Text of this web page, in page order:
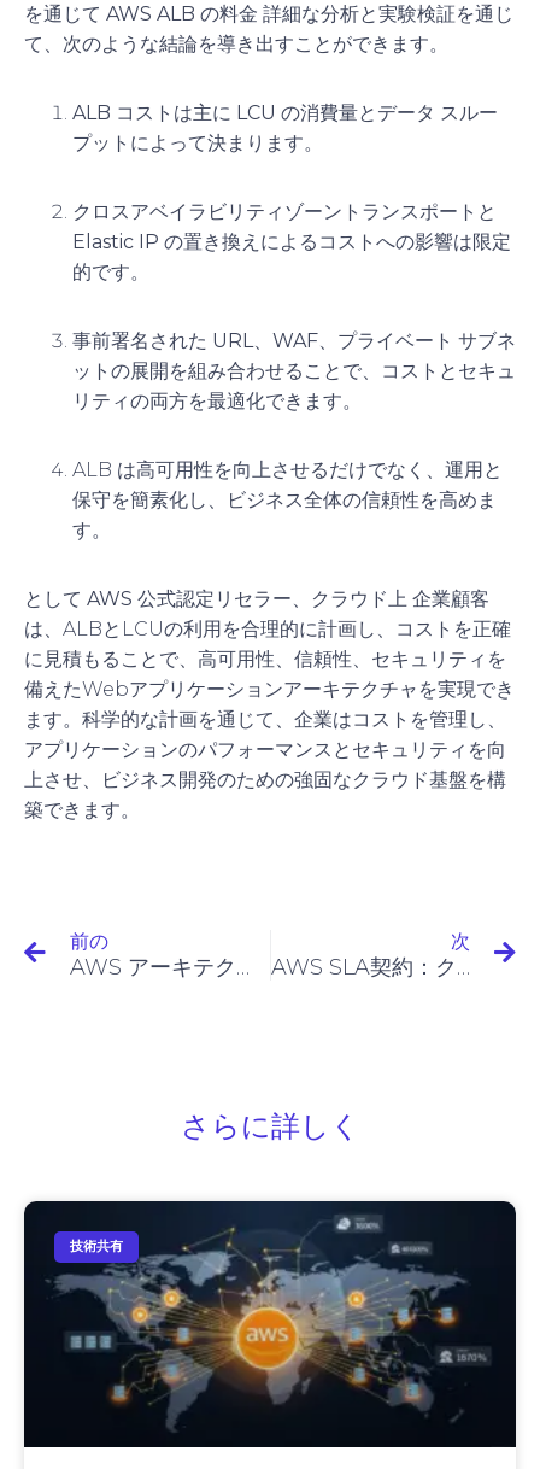
を通じて AWS ALB の料金 詳細な分析と実験検証を通じ
て、次のような結論を導き出すことができます。
ALB コストは主に LCU の消費量とデータ スルー
プットによって決まります。
クロスアベイラビリティゾーントランスポートと
Elastic IP の置き換えによるコストへの影響は限定
的です。
事前署名された URL、WAF、プライベート サブネ
ットの展開を組み合わせることで、コストとセキュ
リティの両方を最適化できます。
ALB は高可用性を向上させるだけでなく、運用と
保守を簡素化し、ビジネス全体の信頼性を高めま
す。
として AWS 公式認定リセラー クラウド上 企業顧客
は、ALBとLCUの利用を合理的に計画し、コストを正確
に見積もることで、高可用性、信頼性、セキュリティを
備えたWebアプリケーションアーキテクチャを実現でき
ます。科学的な計画を通じて、企業はコストを管理し、
アプリケーションのパフォーマンスとセキュリティを向
上させ、ビジネス開発のための強固なクラウド基盤を構
築できます。
前の
AWS アーキテクチャガイド: コアコンポーネント、設計パターン、可視化の実践
次
AWS SLA契約：クラウドサービスの可用性と信頼性を確保するための鍵
さらに詳しく
技術共有